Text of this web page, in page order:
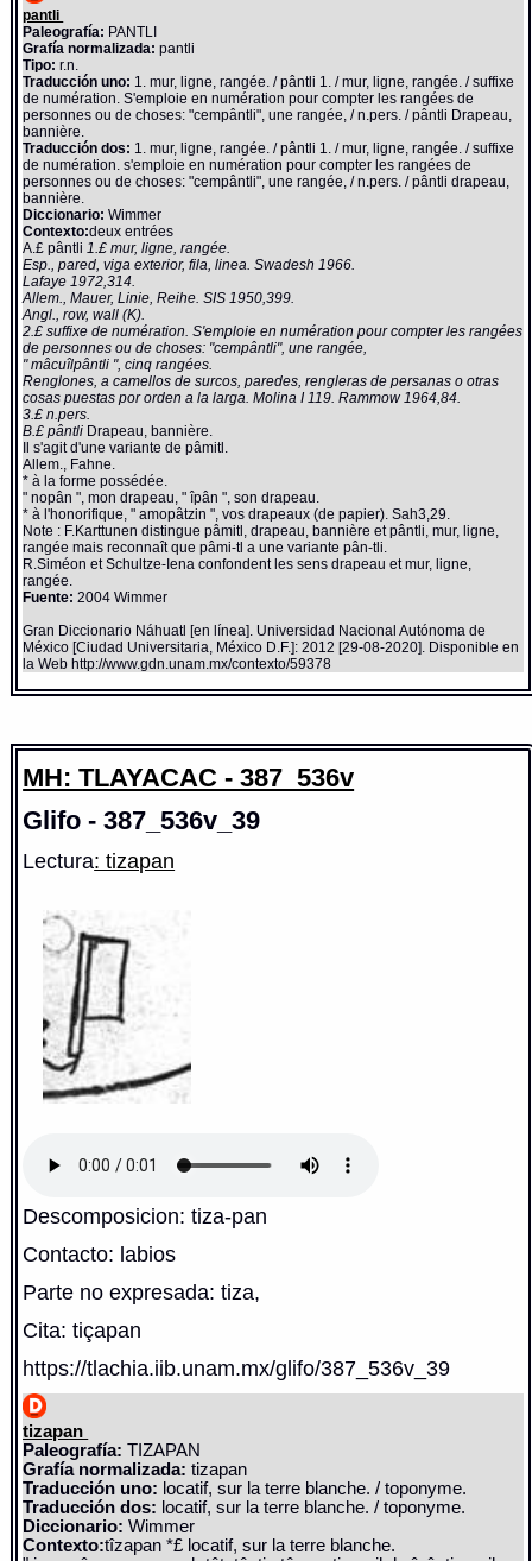
pantli
Paleografía: PANTLI
Grafía normalizada: pantli
Tipo: r.n.
Traducción uno: 1. mur, ligne, rangée. / pântli 1. / mur, ligne, rangée. / suffixe
de numération. S'emploie en numération pour compter les rangées de
personnes ou de choses: "cempântli", une rangée, / n.pers. / pântli Drapeau,
bannière.
Traducción dos: 1. mur, ligne, rangée. / pântli 1. / mur, ligne, rangée. / suffixe
de numération. s'emploie en numération pour compter les rangées de
personnes ou de choses: "cempântli", une rangée, / n.pers. / pântli drapeau,
bannière.
Diccionario:Wimmer
Contexto:deux entrées
A.£ pântli 1.£ mur, ligne, rangée.
Esp., pared, viga exterior, fila, linea. Swadesh 1966.
Lafaye 1972,314.
Allem., Mauer, Linie, Reihe. SIS 1950,399.
Angl., row, wall (K).
2.£ suffixe de numération. S'emploie en numération pour compter les rangées
de personnes ou de choses: "cempântli", une rangée,
" mâcuîlpântli ", cinq rangées.
Renglones, a camellos de surcos, paredes, rengleras de persanas o otras
cosas puestas por orden a la larga. Molina I 119. Rammow 1964,84.
3.£ n.pers.
B.£ pântli Drapeau, bannière.
Il s'agit d'une variante de pâmitl.
Allem., Fahne.
* à la forme possédée.
" nopân ", mon drapeau, " îpân ", son drapeau.
* à l'honorifique, " amopâtzin ", vos drapeaux (de papier). Sah3,29.
Note : F.Karttunen distingue pâmitl, drapeau, bannière et pântli, mur, ligne,
rangée mais reconnaît que pâmi-tl a une variante pân-tli.
R.Siméon et Schultze-Iena confondent les sens drapeau et mur, ligne,
rangée.
Fuente: 2004 Wimmer
Gran Diccionario Náhuatl [en línea]. Universidad Nacional Autónoma de
México [Ciudad Universitaria, México D.F.]: 2012 [29-08-2020]. Disponible en
la Web http://www.gdn.unam.mx/contexto/59378
MH: TLAYACAC - 387_536v
Glifo - 387_536v_39
Lectura: tizapan
Descomposicion: tiza-pan
Contacto: labios
Parte no expresada: tiza,
Cita: tiçapan
https://tlachia.iib.unam.mx/glifo/387_536v_39
tizapan
Paleografía: TIZAPAN
Grafía normalizada: tizapan
Traducción uno: locatif, sur la terre blanche. / toponyme.
Traducción dos: locatif, sur la terre blanche. / toponyme.
Diccionario:Wimmer
Contexto:tîzapan *£ locatif, sur la terre blanche.